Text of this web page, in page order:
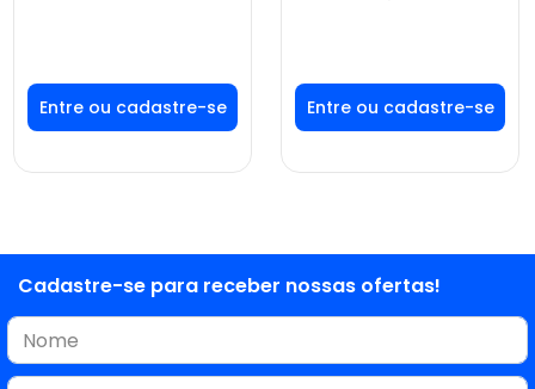
Faça seu login ou
cadastre-se para
ver preços e
Faça seu login ou
cadastre-se para
ver preços e
Cadastre-se para receber nossas ofertas!